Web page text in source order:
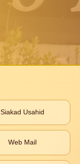
Siakad Usahid
Web Mail